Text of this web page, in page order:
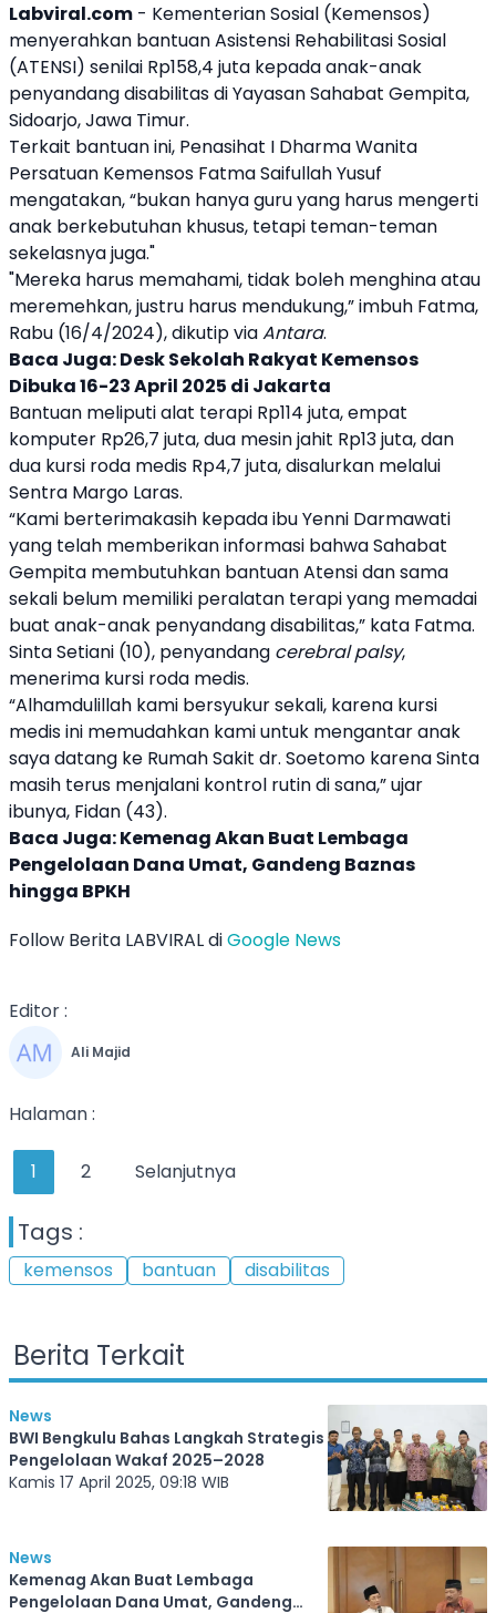
Labviral.com - Kementerian Sosial (Kemensos)
menyerahkan bantuanAsistensi Rehabilitasi Sosial
(ATENSI) senilai Rp158,4 juta kepada anak-anak
penyandangdisabilitasdi Yayasan Sahabat Gempita,
Sidoarjo, Jawa Timur.
Terkait bantuanini, Penasihat I Dharma Wanita
Persatuan Kemensos Fatma Saifullah Yusuf
mengatakan, “bukan hanya guru yang harus mengerti
anak berkebutuhan khusus, tetapi teman-teman
sekelasnya juga."
"Mereka harus memahami, tidak boleh menghina atau
meremehkan, justru harus mendukung,” imbuh Fatma,
Rabu (16/4/2024), dikutip viaAntara.
Baca Juga:Desk Sekolah Rakyat Kemensos
Dibuka 16-23 April 2025 di Jakarta
Bantuan meliputi alat terapi Rp114 juta, empat
komputer Rp26,7 juta, dua mesin jahit Rp13 juta, dan
dua kursi roda medis Rp4,7 juta, disalurkan melalui
Sentra Margo Laras.
“Kami berterimakasih kepada ibu Yenni Darmawati
yang telah memberikan informasi bahwa Sahabat
Gempita membutuhkan bantuanAtensi dan sama
sekali belum memiliki peralatan terapi yang memadai
buat anak-anak penyandangdisabilitas,” kata Fatma.
Sinta Setiani (10), penyandang cerebral palsy,
menerima kursi roda medis.
“Alhamdulillah kami bersyukur sekali, karena kursi
medis ini memudahkan kami untuk mengantar anak
saya datang ke Rumah Sakit dr. Soetomo karena Sinta
masih terus menjalani kontrol rutin di sana,” ujar
ibunya, Fidan (43).
Baca Juga:Kemenag Akan Buat Lembaga
Pengelolaan Dana Umat, Gandeng Baznas
hingga BPKH
Follow Berita LABVIRAL diGoogle News
Editor :
Ali Majid
Halaman :
1 2 Selanjutnya
Tags :
kemensos bantuan disabilitas
Berita Terkait
News
BWI Bengkulu Bahas Langkah Strategis
Pengelolaan Wakaf 2025–2028
Kamis 17 April 2025, 09:18 WIB
News
Kemenag Akan Buat Lembaga
Pengelolaan Dana Umat, Gandeng